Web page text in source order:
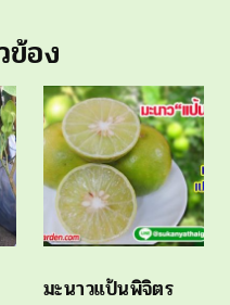
ข้อง
มะนาวแป้นพิจิตร